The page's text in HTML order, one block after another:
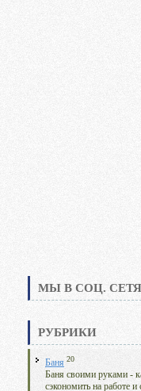
МЫ В СОЦ.
РУБРИКИ
Баня 20
Баня своими руками -
сэкономить на работе и